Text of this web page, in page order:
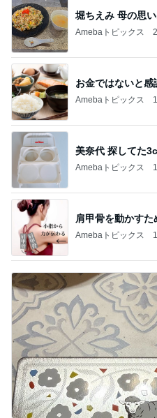
堀ちえみ 母の思
Amebaトピックス
お金ではないと感
Amebaトピックス
美奈代 探してた
Amebaトピックス
肩甲骨を動かすた
Amebaトピックス